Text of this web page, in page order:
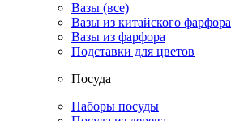
Вазы (все)
Вазы из китайского фарфора
Вазы из фарфора
Подставки для цветов
Посуда
Наборы посуды